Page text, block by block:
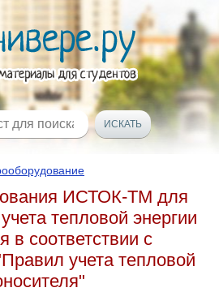
ИСТОК-ТМ для
тепловой энергии
в соответствии с
учета тепловой